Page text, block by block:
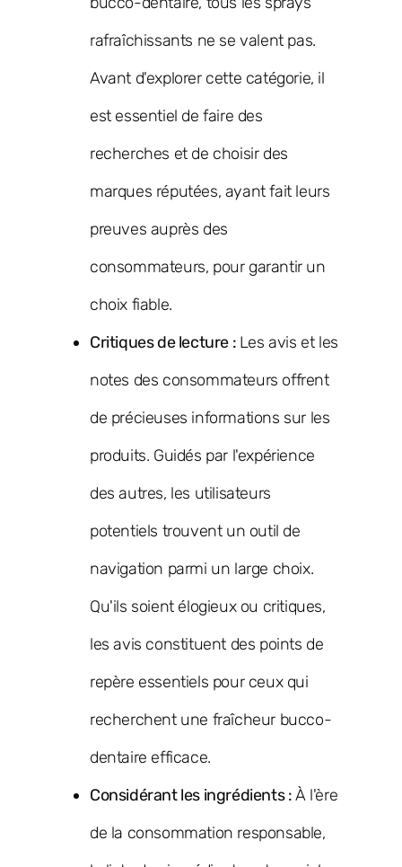
rafraîchissants ne se valent pas.
Avant d'explorer cette catégorie, il
est essentiel de faire des
recherches et de choisir des
marques réputées, ayant fait leurs
preuves auprès des
consommateurs, pour garantir un
choix fiable.
Critiques de lecture : Les avis et les
notes des consommateurs offrent
de précieuses informations sur les
produits. Guidés par l'expérience
des autres, les utilisateurs
potentiels trouvent un outil de
navigation parmi un large choix.
Qu'ils soient élogieux ou critiques,
les avis constituent des points de
repère essentiels pour ceux qui
recherchent une fraîcheur bucco-
dentaire efficace.
Considérant les ingrédients :À l'ère
de la consommation responsable,